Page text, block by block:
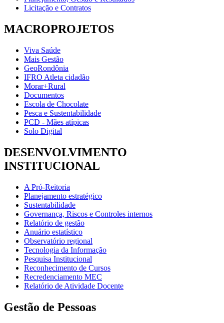
Licitação e Contratos
MACROPROJETOS
Viva Saúde
Mais Gestão
GeoRondônia
IFRO Atleta cidadão
Morar+Rural
Documentos
Escola de Chocolate
Pesca e Sustentabilidade
PCD - Mães atípicas
Solo Digital
DESENVOLVIMENTO
INSTITUCIONAL
A Pró-Reitoria
Planejamento estratégico
Sustentabilidade
Governança, Riscos e Controles internos
Relatório de gestão
Anuário estatístico
Observatório regional
Tecnologia da Informação
Pesquisa Institucional
Reconhecimento de Cursos
Recredenciamento MEC
Relatório de Atividade Docente
Gestão de Pessoas